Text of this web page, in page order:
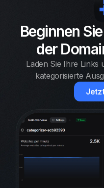
Beginnen
der
Laden Sie Ihre Links
kategorisierte